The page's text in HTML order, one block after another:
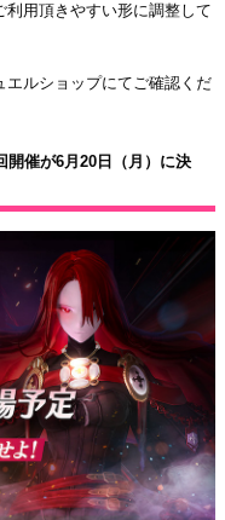
用頂きやすい形に調整して
ルショップにてご確認くだ
開催が6月20日（月）に決